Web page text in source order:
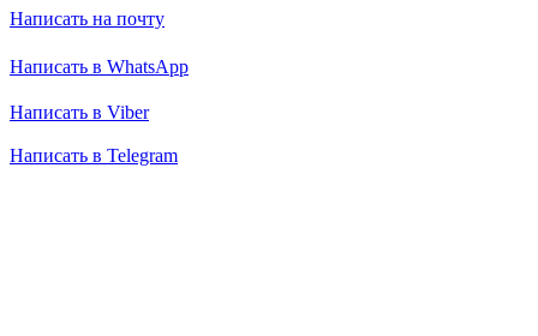
Написать на почту
Написать в WhatsApp
Написать в Viber
Написать в Telegram